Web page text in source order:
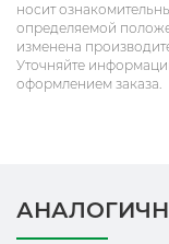
носит
определяемой
изменена
Уточняйте
оформлением заказа.